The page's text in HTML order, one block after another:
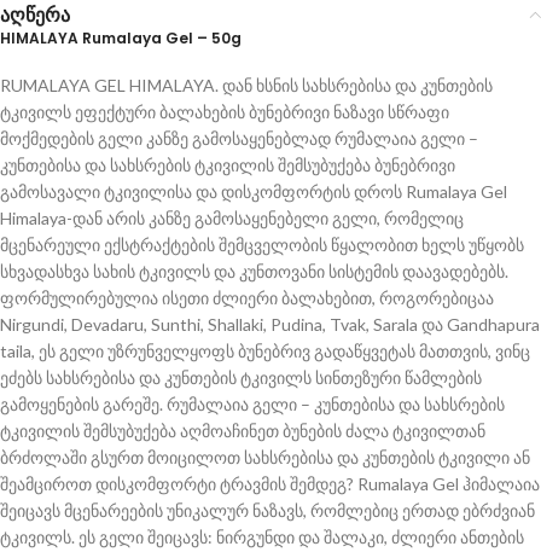
აღწერა
HIMALAYA Rumalaya Gel – 50g
RUMALAYA GEL HIMALAYA. დან ხსნის სახსრებისა და კუნთების
ტკივილს ეფექტური ბალახების ბუნებრივი ნაზავი სწრაფი
მოქმედების გელი კანზე გამოსაყენებლად რუმალაია გელი –
კუნთებისა და სახსრების ტკივილის შემსუბუქება ბუნებრივი
გამოსავალი ტკივილისა და დისკომფორტის დროს Rumalaya Gel
Himalaya-დან არის კანზე გამოსაყენებელი გელი, რომელიც
მცენარეული ექსტრაქტების შემცველობის წყალობით ხელს უწყობს
სხვადასხვა სახის ტკივილს და კუნთოვანი სისტემის დაავადებებს.
ფორმულირებულია ისეთი ძლიერი ბალახებით, როგორებიცაა
Nirgundi, Devadaru, Sunthi, Shallaki, Pudina, Tvak, Sarala და Gandhapura
taila, ეს გელი უზრუნველყოფს ბუნებრივ გადაწყვეტას მათთვის, ვინც
ეძებს სახსრებისა და კუნთების ტკივილს სინთეზური წამლების
გამოყენების გარეშე. რუმალაია გელი – კუნთებისა და სახსრების
ტკივილის შემსუბუქება აღმოაჩინეთ ბუნების ძალა ტკივილთან
ბრძოლაში გსურთ მოიცილოთ სახსრებისა და კუნთების ტკივილი ან
შეამციროთ დისკომფორტი ტრავმის შემდეგ? Rumalaya Gel ჰიმალაია
შეიცავს მცენარეების უნიკალურ ნაზავს, რომლებიც ერთად ებრძვიან
ტკივილს. ეს გელი შეიცავს: ნირგუნდი და შალაკი, ძლიერი ანთების